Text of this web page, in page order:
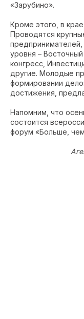
«Зарубино».
Кроме этого, в
Проводятся
уровня –
конгресс,
другие. Молодые
формировании
достижения,
Напомним, что
состоится
форум «Больше,